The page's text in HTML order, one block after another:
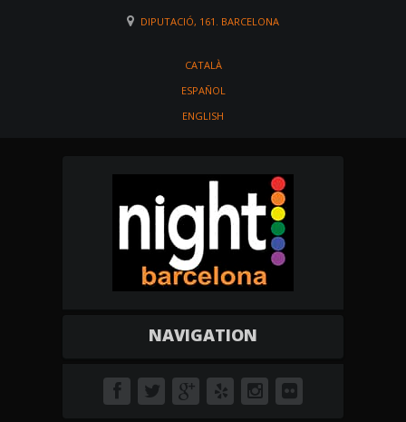
DIPUTACIÓ, 161. BARCELONA
CATALÀ
ESPAÑOL
ENGLISH
NAVIGATION